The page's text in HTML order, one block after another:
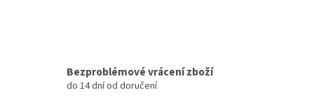
Bezproblémové vrácení zboží
do 14 dní od doručení